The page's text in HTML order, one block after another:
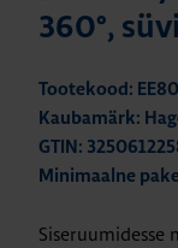
360°,
Tootekood:
Kaubamärk:
GTIN:
Minimaalne